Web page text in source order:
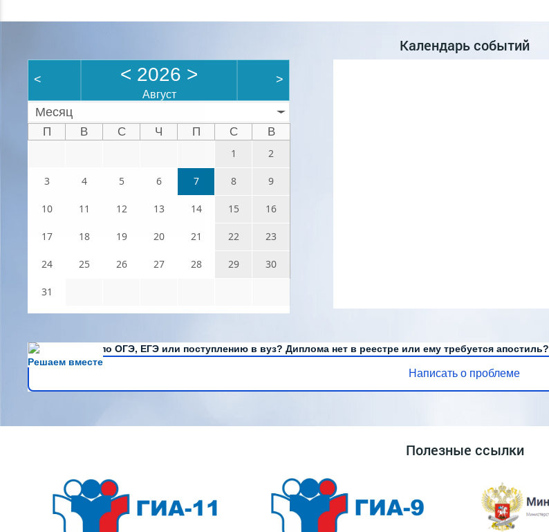
Календарь событий
< < 2026 >
Август
>
Месяц
П В С Ч П С
В
1
2
3 4 5 6 7 8 9
10 11 12 13 14 15 16
17 18 19 20 21 22 23
24 25 26 27 28 29 30
31
Решаем вместе
Есть вопросы по ОГЭ, ЕГЭ или поступлению в вуз? Диплома нет в реестре или ему требуется апостиль?
Написать о проблеме
Полезные ссылки